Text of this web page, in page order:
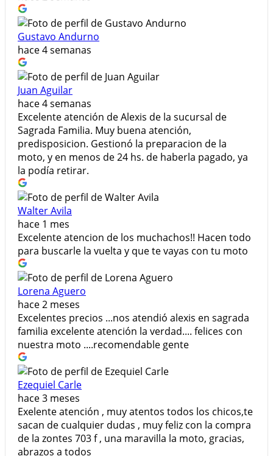
Gustavo Andurno
hace 4 semanas
Juan Aguilar
hace 4 semanas
Excelente atención de Alexis de la sucursal de
Sagrada Familia. Muy buena atención,
predisposicion. Gestionó la preparacion de la
moto, y en menos de 24 hs. de haberla pagado, ya
la podía retirar.
Walter Avila
hace 1 mes
Excelente atencion de los muchachos!! Hacen todo
para buscarle la vuelta y que te vayas con tu moto
Lorena Aguero
hace 2 meses
Excelentes precios ...nos atendió alexis en sagrada
familia excelente atención la verdad.... felices con
nuestra moto ....recomendable gente
Ezequiel Carle
hace 3 meses
Exelente atención , muy atentos todos los chicos,te
sacan de cualquier dudas , muy feliz con la compra
de la zontes 703 f , una maravilla la moto, gracias,
abrazos a todos